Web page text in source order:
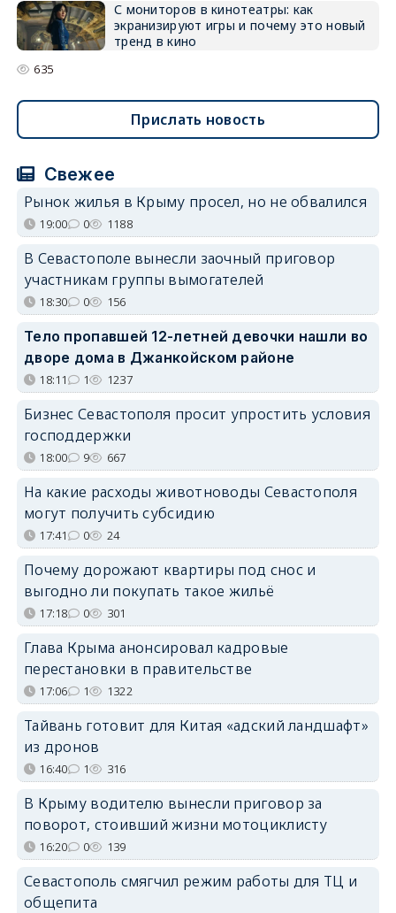
С мониторов в кинотеатры: как
экранизируют игры и почему это новый
тренд в кино
635
Прислать новость
Свежее
Рынок жилья в Крыму просел, но не обвалился
19:00 0 1188
В Севастополе вынесли заочный приговор
участникам группы вымогателей
18:30 0 156
Тело пропавшей 12-летней девочки нашли во
дворе дома в Джанкойском районе
18:11 1 1237
Бизнес Севастополя просит упростить условия
господдержки
18:00 9 667
На какие расходы животноводы Севастополя
могут получить субсидию
17:41 0 24
Почему дорожают квартиры под снос и
выгодно ли покупать такое жильё
17:18 0 301
Глава Крыма анонсировал кадровые
перестановки в правительстве
17:06 1 1322
Тайвань готовит для Китая «адский ландшафт»
из дронов
16:40 1 316
В Крыму водителю вынесли приговор за
поворот, стоивший жизни мотоциклисту
16:20 0 139
Севастополь смягчил режим работы для ТЦ и
общепита